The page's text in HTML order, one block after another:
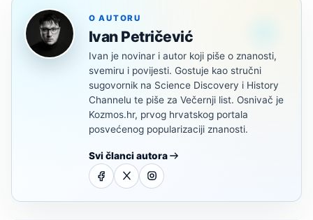
O AUTORU
Ivan Petričević
Ivan je novinar i autor koji piše o znanosti,
svemiru i povijesti. Gostuje kao stručni
sugovornik na Science Discovery i History
Channelu te piše za Večernji list. Osnivač je
Kozmos.hr, prvog hrvatskog portala
posvećenog popularizaciji znanosti.
Svi članci autora